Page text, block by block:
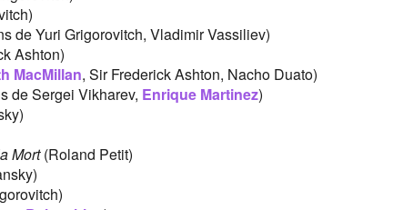
de Yuri Grigorovitch, Vladimir Vassiliev)
Ashton)
MacMillan, Sir Frederick Ashton, Nacho Duato)
de Sergei Vikharev, Enrique Martinez)
Mort(Roland Petit)